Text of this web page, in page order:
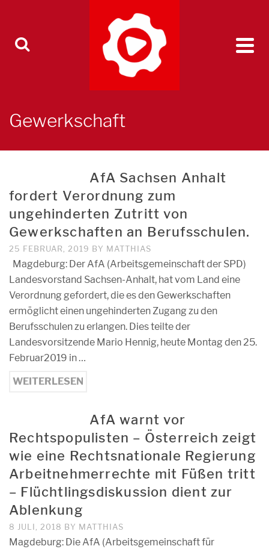
Gewerkschaft
AfA Sachsen Anhalt
fordert Verordnung zum
ungehinderten Zutritt von
Gewerkschaften an Berufsschulen.
25 FEBRUAR, 2019 BY MATTHIAS
Magdeburg: Der AfA (Arbeitsgemeinschaft der SPD)
Landesvorstand Sachsen-Anhalt, hat vom Land eine
Verordnung gefordert, die es den Gewerkschaften
ermöglicht einen ungehinderten Zugang zu den
Berufsschulen zu erlangen. Dies teilte der
Landesvorsitzende Mario Hennig, heute Montag den 25.
Februar2019 in …
WEITERLESEN
AfA warnt vor
Rechtspopulisten – Österreich zeigt
wie eine Rechtsnationale Regierung
Arbeitnehmerrechte mit Füßen tritt
– Flüchtlingsdiskussion dient zur
Ablenkung
8 JULI, 2018 BY MATTHIAS
Magdeburg: Die AfA (Arbeitsgemeinschaft für